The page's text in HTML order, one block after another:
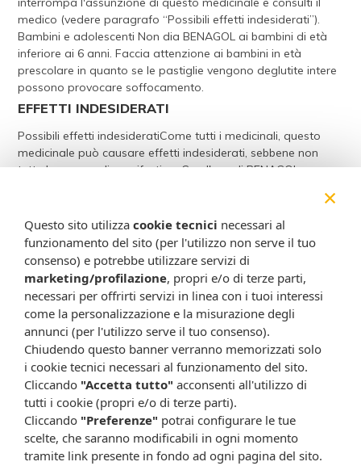
medico (vedere paragrafo “Possibili effetti indesiderati”).
Bambini e adolescenti Non dia BENAGOL ai bambini di età
inferiore ai 6 anni. Faccia attenzione ai bambini in età
prescolare in quanto se le pastiglie vengono deglutite intere
possono provocare soffocamento.
EFFETTI INDESIDERATI
Possibili effetti indesideratiCome tutti i medicinali, questo
medicinale può causare effetti indesiderati, sebbene non
tutte le persone li manifestino. Con l'uso di BENAGOL
consulti immediatamente il medico: - Rara (può interessare
fino a 1 persona su 1000) • Ipersensibilità (reazione allergica)
• Glossiti (infiammazione della lingua) - Non nota (la
frequenza non può essere definita sulla base dei dati
disponibili) • Dolore addominale • Nausea • Malessere
gastrointestinale • Eruzione cutanea Segnalazione degli
effetti indesiderati Se manifesta un qualsiasi effetto
indesiderato, compresi quelli non elencati in questo foglio, si
rivolga al medico o al farmacista. Lei può inoltre segnalare
gli effetti indesiderati direttamente tramite il sistema
nazionale di segnalazione all’indirizzo:
https://www.aifa.gov.it/content/segnalazionireazioni-avverse.
Segnalando gli effetti indesiderati lei può contribuire a
fornire maggiori informazioni sulla sicurezza di questo
medicinale.
×
Questo sito utilizza cookie tecnici necessari al
funzionamento del sito (per l'utilizzo non serve il tuo
consenso) e potrebbe utilizzare servizi di
marketing/profilazione, propri e/o di terze parti,
necessari per offrirti servizi in linea con i tuoi interessi
come la personalizzazione e la misurazione degli
annunci (per l'utilizzo serve il tuo consenso).
Chiudendo questo banner verranno memorizzati solo
i cookie tecnici necessari al funzionamento del sito.
Cliccando "Accetta tutto" acconsenti all'utilizzo di
tutti i cookie (propri e/o di terze parti).
Cliccando "Preferenze" potrai configurare le tue
scelte, che saranno modificabili in ogni momento
tramite link presente in fondo ad ogni pagina del sito.